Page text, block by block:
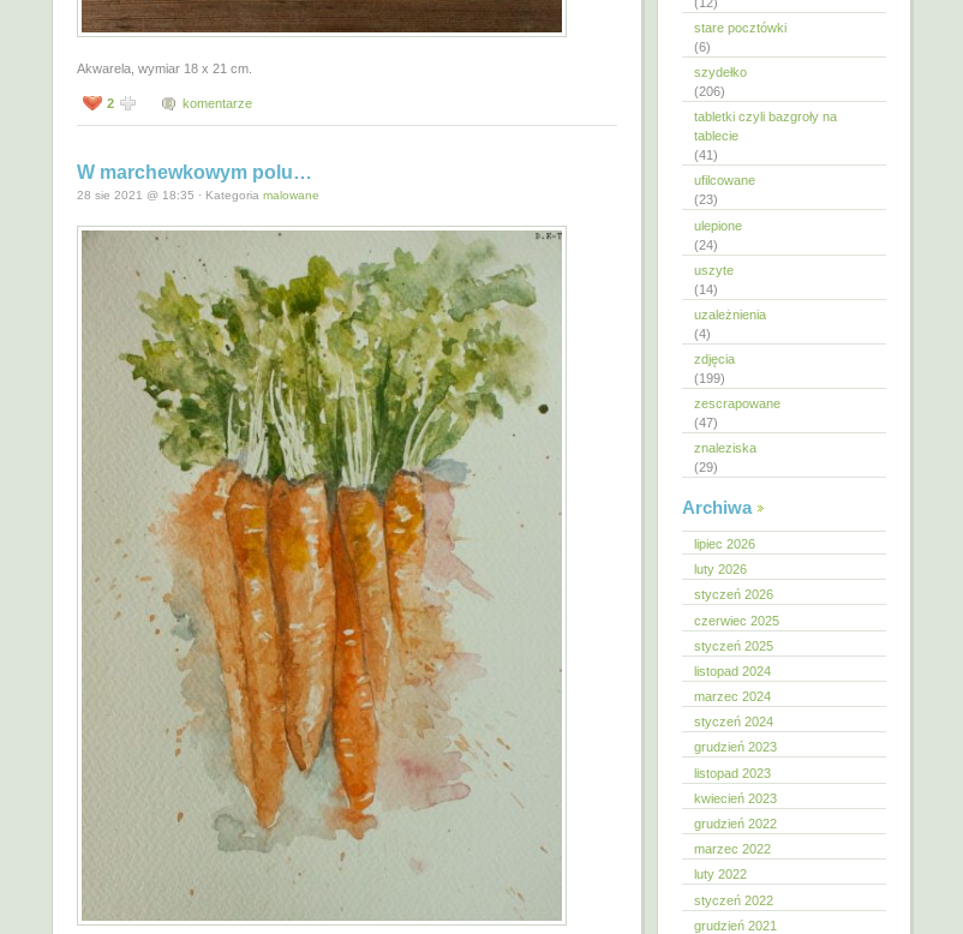
Akwarela, wymiar 18 x 21 cm.
2 komentarze
W marchewkowym polu…
28 sie 2021 @ 18:35 · Kategoria malowane
stare pocztówki
(6)
szydełko
(206)
tabletki czyli bazgroły na
tablecie
(41)
ufilcowane
(23)
ulepione
(24)
uszyte
(14)
uzależnienia
(4)
zdjęcia
(199)
zescrapowane
(47)
znaleziska
(29)
Archiwa
lipiec 2026
luty 2026
styczeń 2026
czerwiec 2025
styczeń 2025
listopad 2024
marzec 2024
styczeń 2024
grudzień 2023
listopad 2023
kwiecień 2023
grudzień 2022
marzec 2022
luty 2022
styczeń 2022
grudzień 2021